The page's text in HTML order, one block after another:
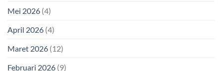
Mei 2026 (4)
April 2026 (4)
Maret 2026 (12)
Februari 2026 (9)